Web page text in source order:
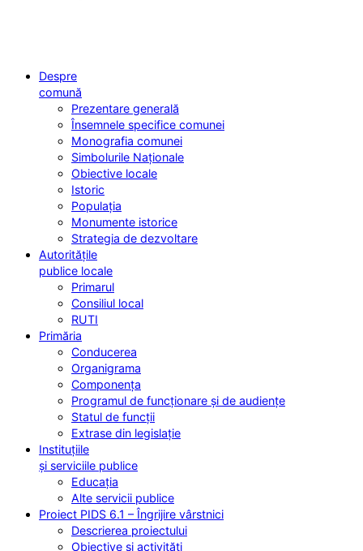
Despre
comună
Prezentare generală
Însemnele specifice comunei
Monografia comunei
Simbolurile Naționale
Obiective locale
Istoric
Populația
Monumente istorice
Strategia de dezvoltare
Autoritățile
publice locale
Primarul
Consiliul local
RUTI
Primăria
Conducerea
Organigrama
Componența
Programul de funcționare și de audiențe
Statul de funcții
Extrase din legislație
Instituțiile
și serviciile publice
Educația
Alte servicii publice
Proiect PIDS 6.1 – Îngrijire vârstnici
Descrierea proiectului
Obiective și activități